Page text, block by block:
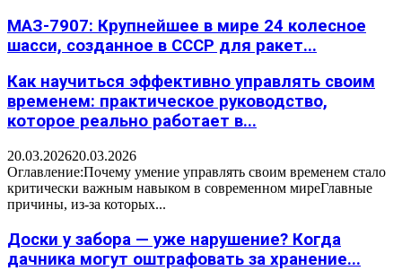
МАЗ-7907: Крупнейшее в мире 24 колесное
шасси, созданное в СССР для ракет...
Как научиться эффективно управлять своим
временем: практическое руководство,
которое реально работает в...
20.03.202620.03.2026
Оглавление:Почему умение управлять своим временем стало
критически важным навыком в современном миреГлавные
причины, из-за которых...
Доски у забора — уже нарушение? Когда
дачника могут оштрафовать за хранение...